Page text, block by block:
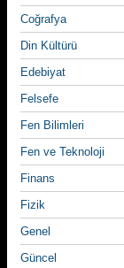
Coğrafya
Din Kültürü
Edebiyat
Felsefe
Fen Bilimleri
Fen ve Teknoloji
Finans
Fizik
Genel
Güncel